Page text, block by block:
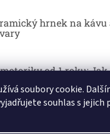
soubory cookie.
souhlas s jejich
hrnek na kávu
od 1 roku: